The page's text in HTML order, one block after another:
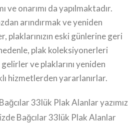
ve onarımı da yapılmaktadır.
arındırmak ve yeniden
plaklarınızın eski günlerine geri
plak koleksiyonerleri
ve plaklarını yeniden
hizmetlerden yararlanırlar.
33lük Plak Alanlar yazımız
Bağcılar 33lük Plak Alanlar